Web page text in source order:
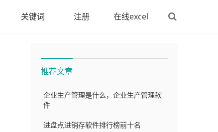
关键词 注册 在线excel
推荐文章
企业生产管理是什么，企业生产管理软
件
进盘点进销存软件排行榜前十名